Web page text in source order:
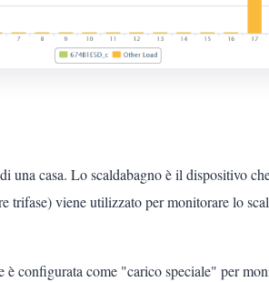
una casa. Lo scaldabagno è il dispositivo
trifase) viene utilizzato per monitorare lo
configurata come "carico speciale" per